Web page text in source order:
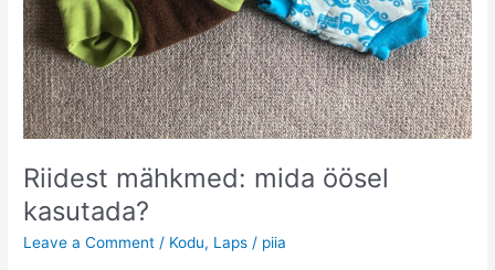
Riidest mähkmed: mida öösel
kasutada?
Leave a Comment / Kodu, Laps / piia